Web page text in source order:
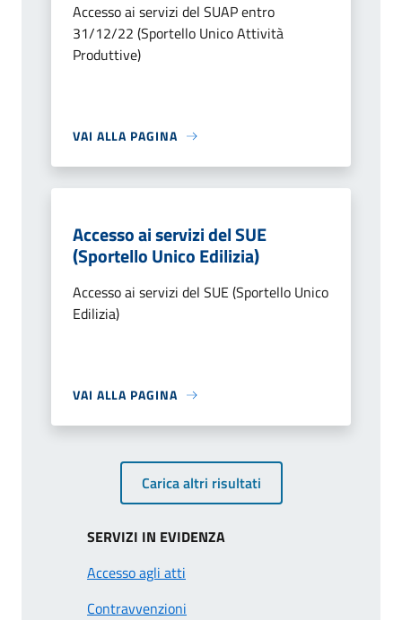
Accesso ai servizi del SUAP entro
31/12/22 (Sportello Unico Attività
Produttive)
VAI ALLA PAGINA
Accesso ai servizi del SUE
(Sportello Unico Edilizia)
Accesso ai servizi del SUE (Sportello Unico
Edilizia)
VAI ALLA PAGINA
Carica altri risultati
SERVIZI IN EVIDENZA
Accesso agli atti
Contravvenzioni